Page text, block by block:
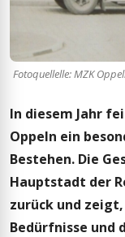
Fotoquellelle: MZK
In diesem Jahr
Oppeln ein
Bestehen. Die
Hauptstadt der
zurück und
Bedürfnisse und